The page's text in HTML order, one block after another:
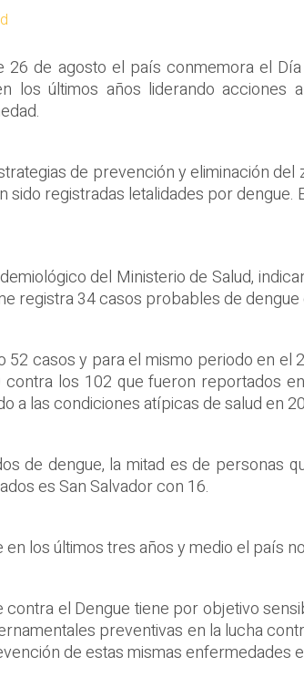
26 de agosto el país conmemora el
los últimos años liderando
de prevención y eliminación
sido registradas letalidades por
del Ministerio de Salud,
registra 34 casos probables de
52 casos y para el mismo periodo en
los 102 que fueron reportados
a las condiciones atípicas de salud en
de dengue, la mitad es de personas
es San Salvador con 16.
los últimos tres años y medio el país
contra el Dengue tiene por objetivo
preventivas en la lucha
de estas mismas enfermedades